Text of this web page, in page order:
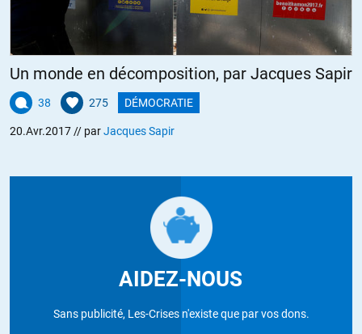
Un monde en décomposition, par Jacques Sapir
38 275 DÉMOCRATIE
20.Avr.2017 // parJacques Sapir
AIDEZ-NOUS
Sans publicité, Les-Crises n'existe que par vos dons.